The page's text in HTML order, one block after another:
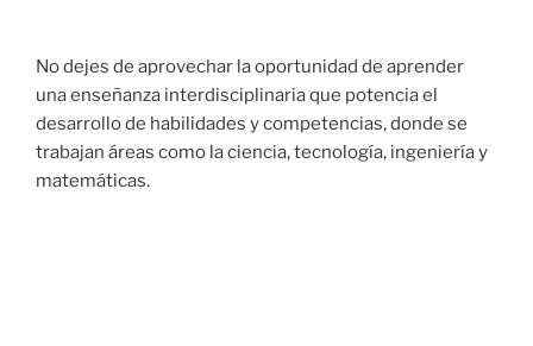
No dejes de aprovechar la oportunidad de aprender
una enseñanza interdisciplinaria que potencia el
desarrollo de habilidades y competencias, donde se
trabajan áreas como la ciencia, tecnología, ingeniería y
matemáticas.